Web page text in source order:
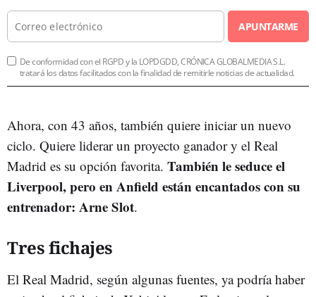
APUNTARME
De conformidad con el RGPD y la LOPDGDD, CRÓNICA GLOBALMEDIA S.L.
tratará los datos facilitados con la finalidad de remitirle noticias de actualidad.
Ahora, con 43 años, también quiere iniciar un nuevo
ciclo. Quiere liderar un proyecto ganador y el Real
Madrid es su opción favorita. También le seduce el
Liverpool, pero en Anfield están encantados con su
entrenador: Arne Slot.
Tres fichajes
El Real Madrid, según algunas fuentes, ya podría haber